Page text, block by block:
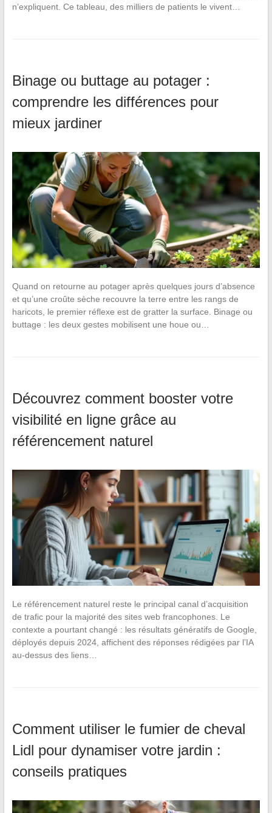
n’expliquent. Ce tableau, des milliers de patients le vivent…
Binage ou buttage au potager :
comprendre les différences pour
mieux jardiner
Quand on retourne au potager après quelques jours d’absence
et qu’une croûte sèche recouvre la terre entre les rangs de
haricots, le premier réflexe est de gratter la surface. Binage ou
buttage : les deux gestes mobilisent une houe ou…
Découvrez comment booster votre
visibilité en ligne grâce au
référencement naturel
Le référencement naturel reste le principal canal d’acquisition
de trafic pour la majorité des sites web francophones. Le
contexte a pourtant changé : les résultats génératifs de Google,
déployés depuis 2024, affichent des réponses rédigées par l’IA
au-dessus des liens…
Comment utiliser le fumier de cheval
Lidl pour dynamiser votre jardin :
conseils pratiques